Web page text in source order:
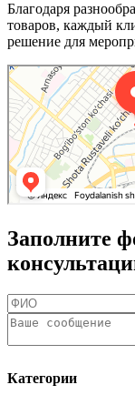
Благодаря
товаров, каждый
решение для
Заполните
Категории